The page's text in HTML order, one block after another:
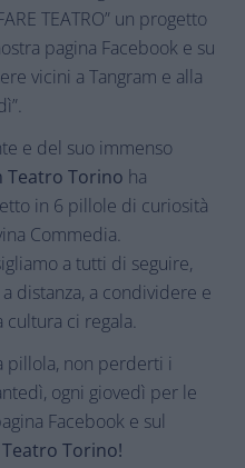
TEATRO” un progetto
pagina Facebook e su
vicini a Tangram e alla
e del suo immenso
Teatro Torino ha
in 6 pillole di curiosità
Commedia.
a tutti di seguire,
distanza, a condividere e
ci regala.
pillola, non perderti i
ogni giovedì per le
Facebook e sul
Torino!